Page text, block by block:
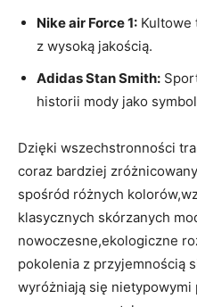
Nike air Force‍ 1: Kultowe
‌z wysoką jakością.
Adidas Stan ‍Smith:
historii mody jako
Dzięki wszechstronności
⁤coraz‌ bardziej
‌spośród różnych
klasycznych ‌skórzanych
⁤nowoczesne,ekologiczne
pokolenia​ z ⁢przyjemnością
wyróżniają się nietypowymi